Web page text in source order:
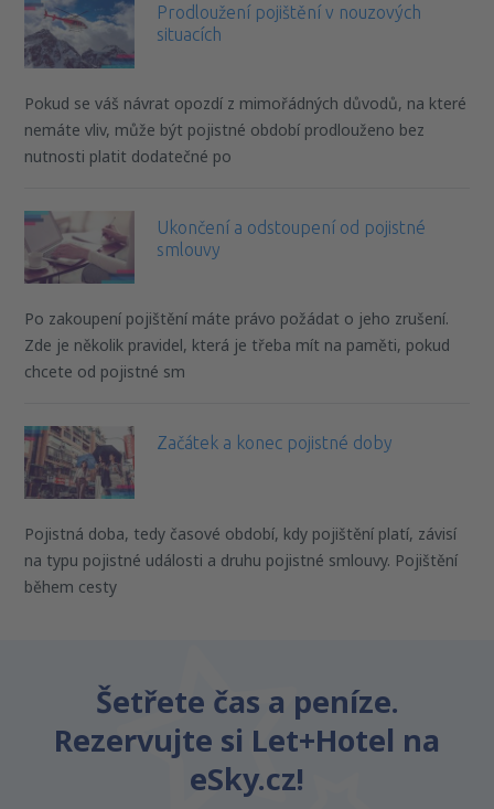
Prodloužení pojištění v nouzových
situacích
Pokud se váš návrat opozdí z mimořádných důvodů, na které
nemáte vliv, může být pojistné období prodlouženo bez
nutnosti platit dodatečné po
Ukončení a odstoupení od pojistné
smlouvy
Po zakoupení pojištění máte právo požádat o jeho zrušení.
Zde je několik pravidel, která je třeba mít na paměti, pokud
chcete od pojistné sm
Začátek a konec pojistné doby
Pojistná doba, tedy časové období, kdy pojištění platí, závisí
na typu pojistné události a druhu pojistné smlouvy. Pojištění
během cesty
Šetřete čas a peníze.
Rezervujte si Let+Hotel na
eSky.cz!